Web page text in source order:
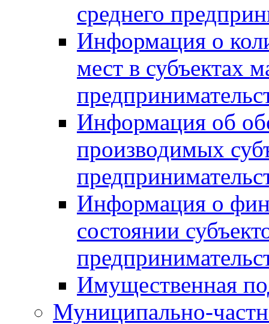
среднего
Информация о
мест в субъектах
Информация об
производимых
Информация о
состоянии
Имущественная
Муниципально-